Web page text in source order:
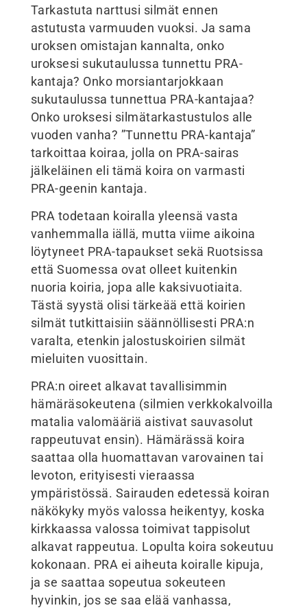
Tarkastuta narttusi silmät ennen
astutusta varmuuden vuoksi. Ja sama
uroksen omistajan kannalta, onko
uroksesi sukutaulussa tunnettu PRA-
kantaja? Onko morsiantarjokkaan
sukutaulussa tunnettua PRA-kantajaa?
Onko uroksesi silmätarkastustulos alle
vuoden vanha? ”Tunnettu PRA-kantaja”
tarkoittaa koiraa, jolla on PRA-sairas
jälkeläinen eli tämä koira on varmasti
PRA-geenin kantaja.
PRA todetaan koiralla yleensä vasta
vanhemmalla iällä, mutta viime aikoina
löytyneet PRA-tapaukset sekä Ruotsissa
että Suomessa ovat olleet kuitenkin
nuoria koiria, jopa alle kaksivuotiaita.
Tästä syystä olisi tärkeää että koirien
silmät tutkittaisiin säännöllisesti PRA:n
varalta, etenkin jalostuskoirien silmät
mieluiten vuosittain.
PRA:n oireet alkavat tavallisimmin
hämäräsokeutena (silmien verkkokalvoilla
matalia valomääriä aistivat sauvasolut
rappeutuvat ensin). Hämärässä koira
saattaa olla huomattavan varovainen tai
levoton, erityisesti vieraassa
ympäristössä. Sairauden edetessä koiran
näkökyky myös valossa heikentyy, koska
kirkkaassa valossa toimivat tappisolut
alkavat rappeutua. Lopulta koira sokeutuu
kokonaan. PRA ei aiheuta koiralle kipuja,
ja se saattaa sopeutua sokeuteen
hyvinkin, jos se saa elää vanhassa,